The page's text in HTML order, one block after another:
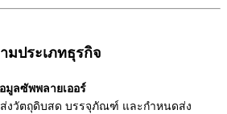
มประเภทธุรกิจ
มูลซัพพลายเออร์
งวัตถุดิบสด บรรจุภัณฑ์ และกำหนดส่ง